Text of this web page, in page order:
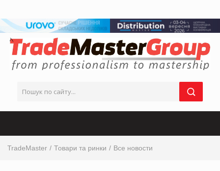
TradeMaster Товари та ринки Все новости